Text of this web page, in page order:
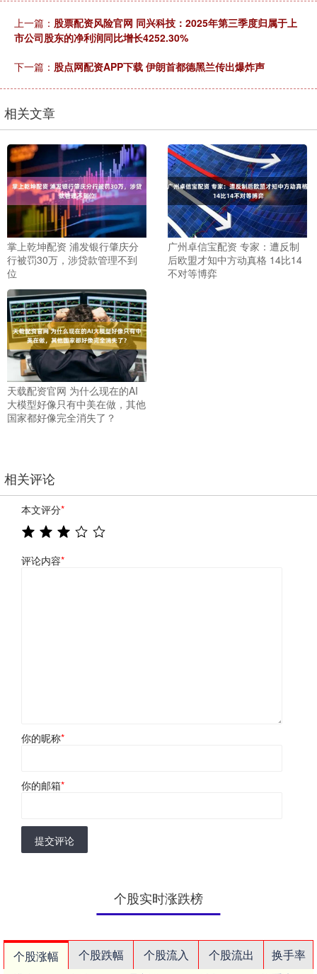
上一篇： 股票配资风险官网 同兴科技：2025年第三季度归属于上
市公司股东的净利润同比增长4252.30%
下一篇： 股点网配资APP下载 伊朗首都德黑兰传出爆炸声
相关文章
掌上乾坤配资 浦发银行肇庆分
行被罚30万，涉贷款管理不到
位
广州卓信宝配资 专家：遭反制
后欧盟才知中方动真格 14比14
不对等博弈
天载配资官网 为什么现在的AI
大模型好像只有中美在做，其他
国家都好像完全消失了？
相关评论
本文评分*
评论内容*
你的昵称*
你的邮箱*
提交评论
个股实时涨跌榜
个股涨幅 个股跌幅 个股流入 个股流出
换手率